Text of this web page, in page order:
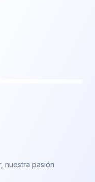
nuestra pasión